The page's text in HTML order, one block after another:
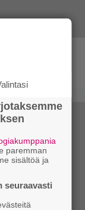
–
paremman
sisältöä ja
seuraavasti